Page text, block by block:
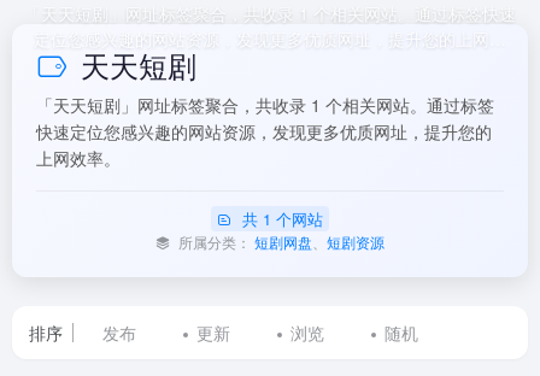
「天天短剧」网址标签聚合，共收录 1 个相关网站。通过标签快速
定位您感兴趣的网站资源，发现更多优质网址，提升您的上网效
天天短剧
「天天短剧」网址标签聚合，共收录 1 个相关网站。通过标签
快速定位您感兴趣的网站资源，发现更多优质网址，提升您的
上网效率。
共 1 个网站
所属分类： 短剧网盘 短剧资源
排序 发布 更新 浏览 随机